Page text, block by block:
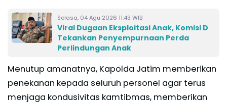
Selasa, 04 Agu 2026 11:43 WIB
Viral Dugaan Eksploitasi Anak, Komisi D
Tekankan Penyempurnaan Perda
Perlindungan Anak
Menutup amanatnya, Kapolda Jatim memberikan
penekanan kepada seluruh personel agar terus
menjaga kondusivitas kamtibmas, memberikan